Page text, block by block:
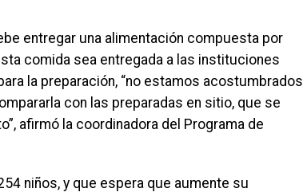
entregar una alimentación compuesta por
comida sea entregada a las instituciones
la preparación, “no estamos acostumbrados
con las preparadas en sitio, que se
afirmó la coordinadora del Programa de
niños, y que espera que aumente su